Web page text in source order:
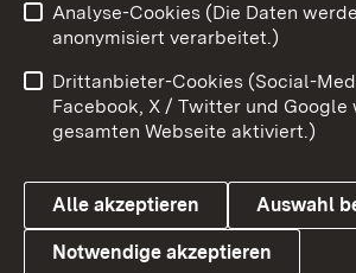
Link zum Landesportal
Impressum
Kontakt
Barrierefreiheit
Cookies
Analyse-Cookies (Die Daten
anonymisiert verarbeitet.)
Drittanbieter-Cookies (Social-
Facebook, X / Twitter und Google
gesamten Webseite aktiviert.)
Alle akzeptieren Auswahl
Notwendige akzeptieren